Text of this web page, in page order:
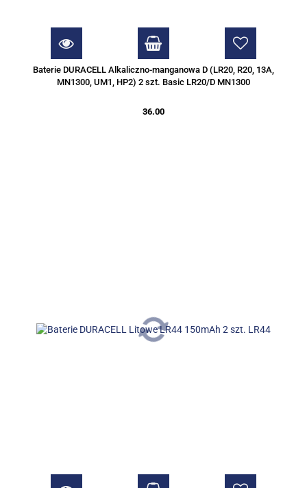
Baterie DURACELL Alkaliczno-manganowa D (LR20, R20, 13A,
MN1300, UM1, HP2) 2 szt. Basic LR20/D MN1300
36.00